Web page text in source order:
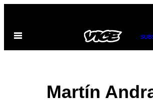
contenido
Abrir
Martín